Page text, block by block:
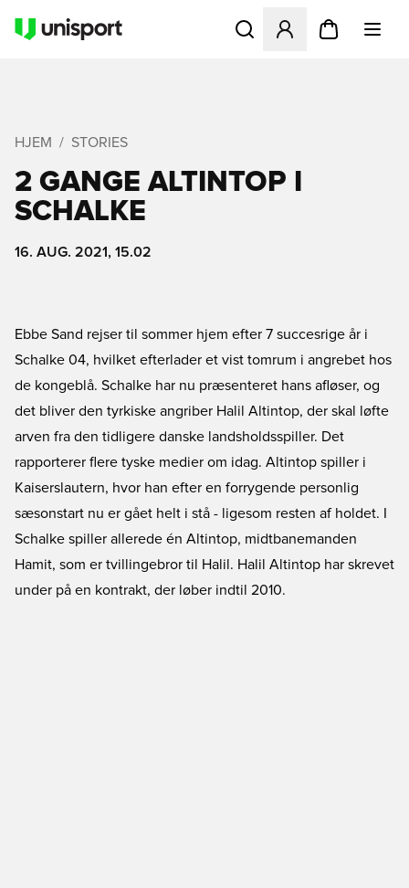
Åbner en Modal til at
HJEM STORIES
2 GANGE ALTINTOP I
SCHALKE
16. AUG. 2021, 15.02
Ebbe Sand rejser til sommer hjem efter 7 succesrige år i
Schalke 04, hvilket efterlader et vist tomrum i angrebet hos
de kongeblå. Schalke har nu præsenteret hans afløser, og
det bliver den tyrkiske angriber Halil Altintop, der skal løfte
arven fra den tidligere danske landsholdsspiller. Det
rapporterer flere tyske medier om idag. Altintop spiller i
Kaiserslautern, hvor han efter en forrygende personlig
sæsonstart nu er gået helt i stå - ligesom resten af holdet. I
Schalke spiller allerede én Altintop, midtbanemanden
Hamit, som er tvillingebror til Halil. Halil Altintop har skrevet
under på en kontrakt, der løber indtil 2010.